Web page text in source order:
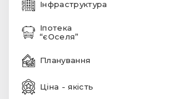
Інфраструктура
Іпотека
“єОселя”
Планування
Ціна - якість